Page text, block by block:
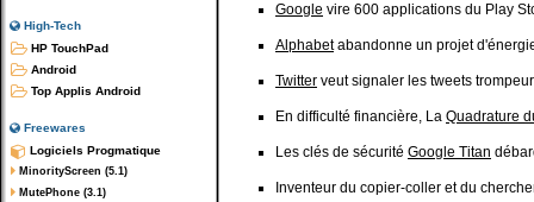
High-Tech
HP TouchPad
Android
Top Applis Android
Freewares
Logiciels Progmatique
MinorityScreen (5.1)
MutePhone (3.1)
Google vire 600 applications du Play
Alphabetabandonne un projet
Twitter veut signaler les tweets
En difficulté financière, La Quadrature
Les clés de sécurité Google Titan
Inventeur du copier-coller et du